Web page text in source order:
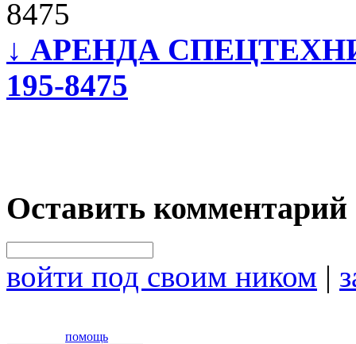
8475
↓ АРЕНДА
195-8475
Оставить комментарий
войти под своим ником |
помощь